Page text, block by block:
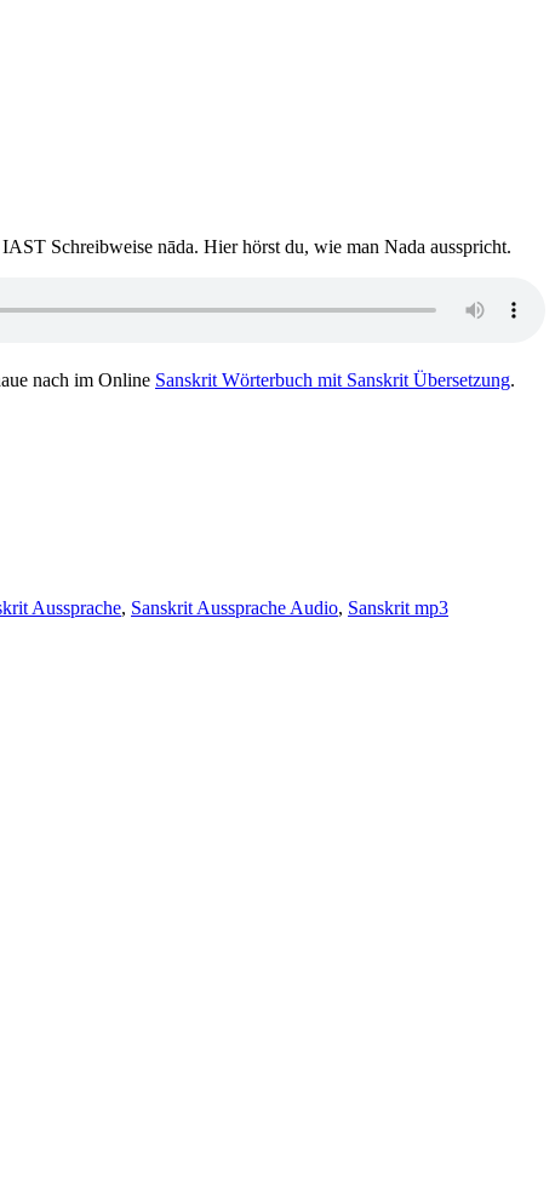
Schreibweise nāda. Hier hörst du, wie man Nada ausspricht.
nach im Online Sanskrit Wörterbuch mit Sanskrit Übersetzung.
Aussprache, Sanskrit Aussprache Audio, Sanskrit mp3